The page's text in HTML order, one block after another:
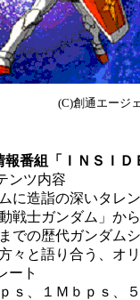
(C)創通エージ
報番組「ＩＮＳＩ
ンツ内容
に造詣の深いタレ
戦士ガンダム」か
までの歴代ガンダム
々と語り合う、オ
ート
ｓ、１Ｍｂｐｓ、